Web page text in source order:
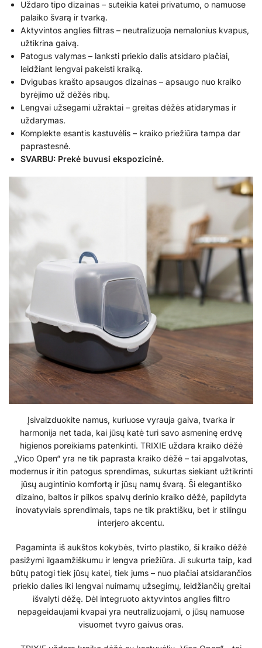
Uždaro tipo dizainas – suteikia katei privatumo, o namuose
palaiko švarą ir tvarką.
Aktyvintos anglies filtras – neutralizuoja nemalonius kvapus,
užtikrina gaivą.
Patogus valymas – lanksti priekio dalis atsidaro plačiai,
leidžiant lengvai pakeisti kraiką.
Dvigubas krašto apsaugos dizainas – apsaugo nuo kraiko
byrėjimo už dėžės ribų.
Lengvai užsegami užraktai – greitas dėžės atidarymas ir
uždarymas.
Komplekte esantis kastuvėlis – kraiko priežiūra tampa dar
paprastesnė.
SVARBU: Prekė buvusi ekspozicinė.
Įsivaizduokite namus, kuriuose vyrauja gaiva, tvarka ir
harmonija net tada, kai jūsų katė turi savo asmeninę erdvę
higienos poreikiams patenkinti. TRIXIE uždara kraiko dėžė
„Vico Open“ yra ne tik paprasta kraiko dėžė – tai apgalvotas,
modernus ir itin patogus sprendimas, sukurtas siekiant užtikrinti
jūsų augintinio komfortą ir jūsų namų švarą. Ši elegantiško
dizaino, baltos ir pilkos spalvų derinio kraiko dėžė, papildyta
inovatyviais sprendimais, taps ne tik praktišku, bet ir stilingu
interjero akcentu.
Pagaminta iš aukštos kokybės, tvirto plastiko, ši kraiko dėžė
pasižymi ilgaamžiškumu ir lengva priežiūra. Ji sukurta taip, kad
būtų patogi tiek jūsų katei, tiek jums – nuo plačiai atsidarančios
priekio dalies iki lengvai nuimamų užsegimų, leidžiančių greitai
išvalyti dėžę. Dėl integruoto aktyvintos anglies filtro
nepageidaujami kvapai yra neutralizuojami, o jūsų namuose
visuomet tvyro gaivus oras.